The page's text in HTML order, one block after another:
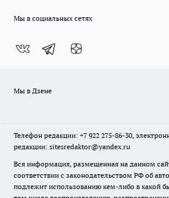
Мы в социальных сетях
Мы в Дзене
Телефон редакции: +7 922 275-86-30,
редакции: sitesredaktor@yandex.ru
Вся информация, размещенная на данном
соответствии с законодательством РФ об
подлежит использованию кем-либо в какой